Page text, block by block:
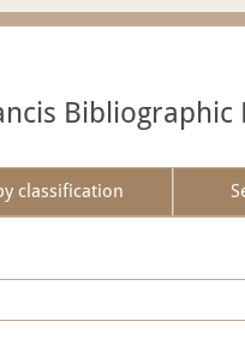
Bibliographic
classification